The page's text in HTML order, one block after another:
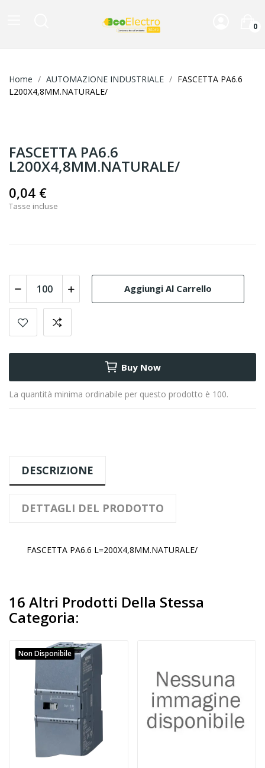
0
Home AUTOMAZIONE INDUSTRIALE
FASCETTA PA6.6
L200X4,8MM.NATURALE/
FASCETTA PA6.6
L200X4,8MM.NATURALE/
0,04 €
Tasse incluse
Aggiungi Al Carrello
Buy Now
La quantità minima ordinabile per questo prodotto è 100.
DESCRIZIONE
DETTAGLI DEL PRODOTTO
FASCETTA PA6.6 L=200X4,8MM.NATURALE/
16 Altri Prodotti Della Stessa
Categoria:
Non Disponibile